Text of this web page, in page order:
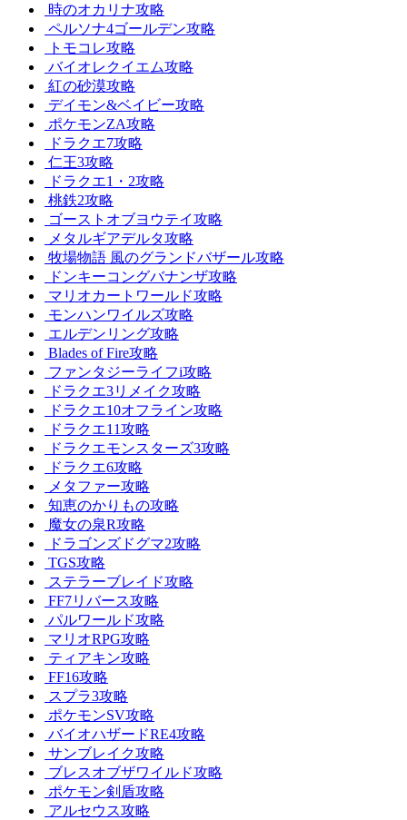
時のオカリナ攻略
ペルソナ4ゴールデン攻略
トモコレ攻略
バイオレクイエム攻略
紅の砂漠攻略
デイモン&ベイビー攻略
ポケモンZA攻略
ドラクエ7攻略
仁王3攻略
ドラクエ1・2攻略
桃鉄2攻略
ゴーストオブヨウテイ攻略
メタルギアデルタ攻略
牧場物語 風のグランドバザール攻略
ドンキーコングバナンザ攻略
マリオカートワールド攻略
モンハンワイルズ攻略
エルデンリング攻略
Blades of Fire攻略
ファンタジーライフi攻略
ドラクエ3リメイク攻略
ドラクエ10オフライン攻略
ドラクエ11攻略
ドラクエモンスターズ3攻略
ドラクエ6攻略
メタファー攻略
知恵のかりもの攻略
魔女の泉R攻略
ドラゴンズドグマ2攻略
TGS攻略
ステラーブレイド攻略
FF7リバース攻略
パルワールド攻略
マリオRPG攻略
ティアキン攻略
FF16攻略
スプラ3攻略
ポケモンSV攻略
バイオハザードRE4攻略
サンブレイク攻略
ブレスオブザワイルド攻略
ポケモン剣盾攻略
アルセウス攻略